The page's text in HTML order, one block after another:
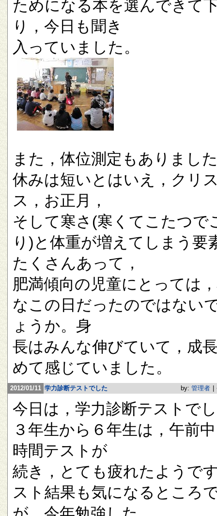
ためになる本を選んできて
り，今日も聞き
入っていました。
また，体位測定もありまし
休みは短いとはいえ，クリ
ス，お正月，
そして寒さ(寒くてこたつで
り)と体重が増えてしまう要
たくさんあって，
肥満傾向の児童にとっては
なこの日だったのではない
ょうか。身
長はみんな伸びていて，成
めて感じていました。
2012/01/11 学力診断テストでした by: 管理者
今日は，学力診断テストで
３年生から６年生は，午前
時間テストが
続き，とても疲れたようで
スト結果も気になるところ